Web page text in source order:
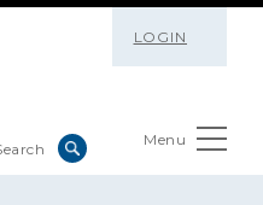
LOGIN
Menu